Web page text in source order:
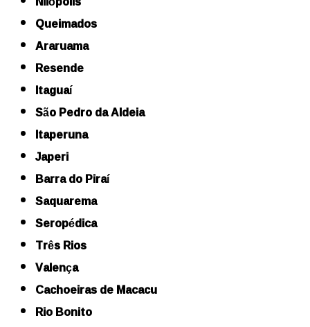
Queimados
Araruama
Resende
Itaguaí
São Pedro da Aldeia
Itaperuna
Japeri
Barra do Piraí
Saquarema
Seropédica
Três Rios
Valença
Cachoeiras de Macacu
Rio Bonito